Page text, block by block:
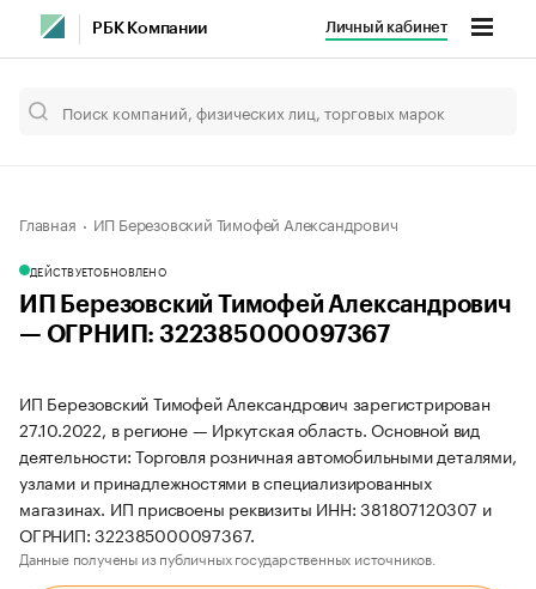
РБК Компании Личный кабинет
Главная ИП Березовский Тимофей Александрович
ДЕЙСТВУЕТОБНОВЛЕНО
ИП Березовский Тимофей Александрович
— ОГРНИП: 322385000097367
ИП Березовский Тимофей Александрович зарегистрирован
27.10.2022, в регионе — Иркутская область. Основной вид
деятельности: Торговля розничная автомобильными деталями,
узлами и принадлежностями в специализированных
магазинах. ИП присвоены реквизиты ИНН: 381807120307 и
ОГРНИП: 322385000097367.
Данные получены из публичных государственных источников.